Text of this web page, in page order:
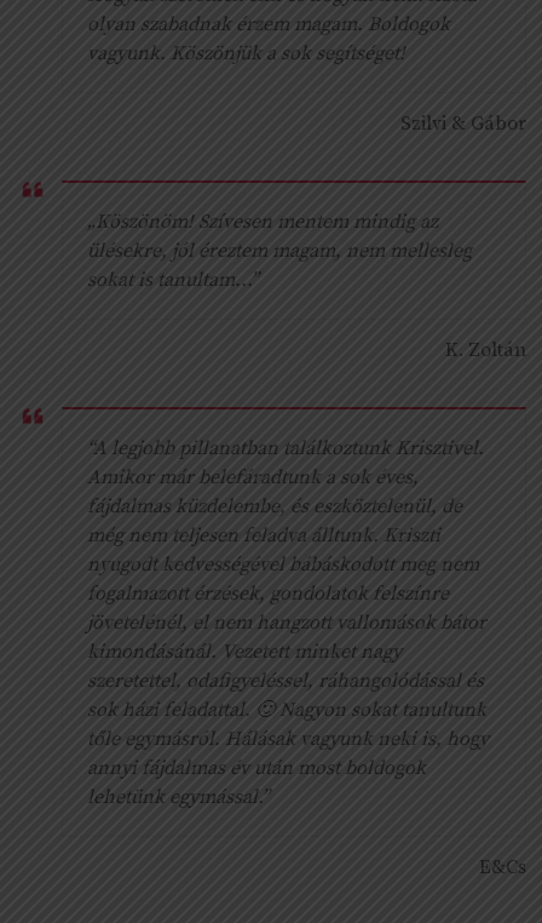
olyan szabadnak érzem magam. Boldogok
vagyunk. Köszönjük a sok segítséget!
Szilvi & Gábor
„Köszönöm! Szívesen mentem mindig az
ülésekre, jól éreztem magam, nem mellesleg
sokat is tanultam...”
K. Zoltán
“A legjobb pillanatban találkoztunk Krisztivel.
Amikor már belefáradtunk a sok éves,
fájdalmas küzdelembe, és eszköztelenül, de
még nem teljesen feladva álltunk. Kriszti
nyugodt kedvességével bábáskodott meg nem
fogalmazott érzések, gondolatok felszínre
jövetelénél, el nem hangzott vallomások bátor
kimondásánál. Vezetett minket nagy
szeretettel, odafigyeléssel, ráhangolódással és
sok házi feladattal. 🙂 Nagyon sokat tanultunk
tőle egymásról. Hálásak vagyunk neki is, hogy
annyi fájdalmas év után most boldogok
lehetünk egymással.”
E&Cs